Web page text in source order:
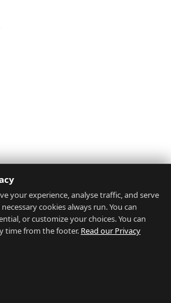
your experience, analyse traffic, and serve
cookies always run. You can
or customize your choices. You can
time from the footer. Read our Privacy